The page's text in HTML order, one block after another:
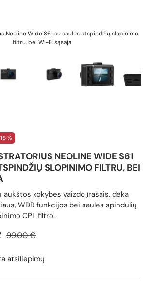
Neoline Wide S61 su saulės atspindžių slopinimo
filtru, bei Wi-Fi sąsaja
%
NEOLINE WIDE S61
SLOPINIMO FILTRU, BEI
aukštos kokybės vaizdo įrašais, dėka
WDR funkcijos bei saulės spindulių
CPL filtro.
Reguliari kaina
99.00 €
atsiliepimų